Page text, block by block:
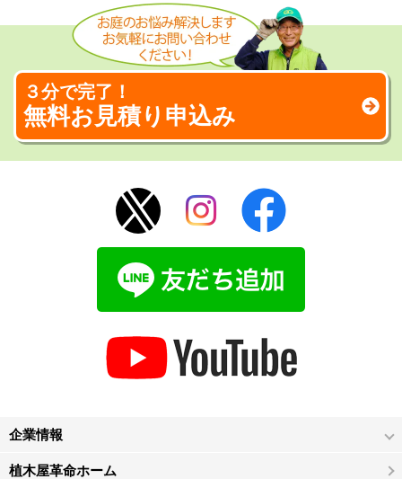
３分で完了！
無料お見積り申込み
企業情報
植木屋革命ホーム